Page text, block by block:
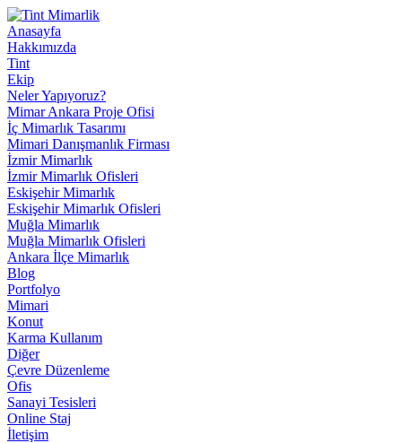
Anasayfa
Hakkımızda
Tint
Ekip
Neler Yapıyoruz?
Mimar Ankara Proje Ofisi
İç Mimarlık Tasarımı
Mimari Danışmanlık Firması
İzmir Mimarlık
İzmir Mimarlık Ofisleri
Eskişehir Mimarlık
Eskişehir Mimarlık Ofisleri
Muğla Mimarlık
Muğla Mimarlık Ofisleri
Ankara İlçe Mimarlık
Blog
Portfolyo
Mimari
Konut
Karma Kullanım
Diğer
Çevre Düzenleme
Ofis
Sanayi Tesisleri
Online Staj
İletişim